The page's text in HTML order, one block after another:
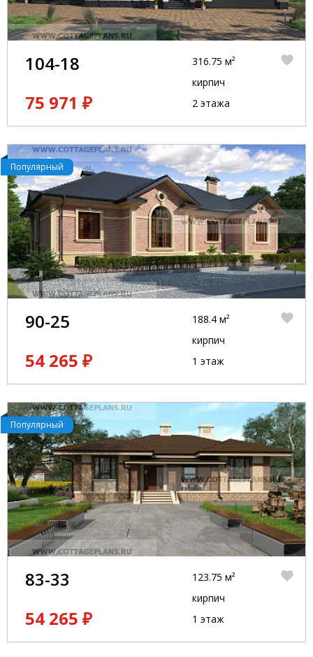
104-18
75 971 ₽
316.75 м²
кирпич
2 этажа
Популярный
90-25
54 265 ₽
188.4 м²
кирпич
1 этаж
Популярный
83-33
54 265 ₽
123.75 м²
кирпич
1 этаж